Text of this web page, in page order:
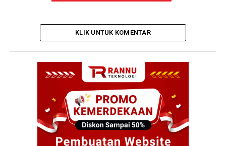
KLIK UNTUK KOMENTAR